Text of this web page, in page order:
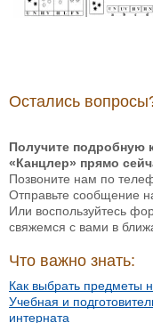
Остались
Получите подробную
«Канцлер» прямо
Позвоните нам по
Отправьте сообщение
Или воспользуйтесь
свяжемся с вами в
Что важно знать:
Как выбрать предметы
Учебная и
интерната